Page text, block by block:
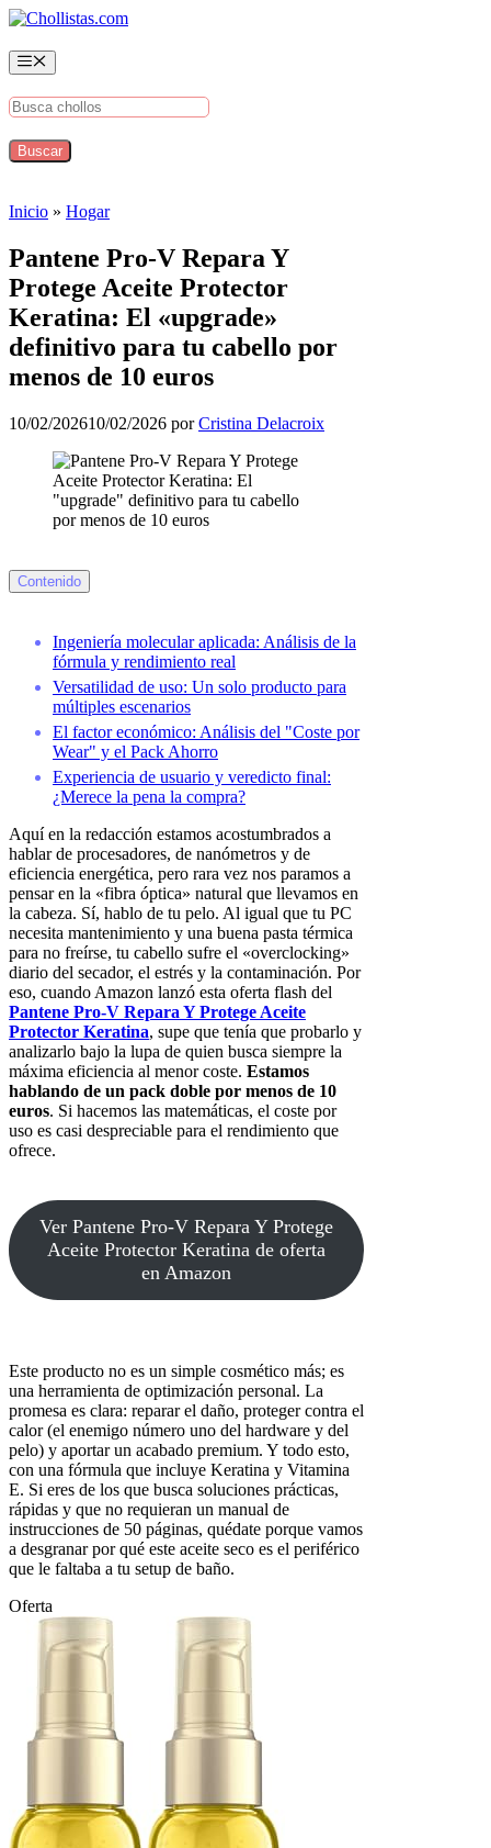
Saltar
contenido
Menú
Inicio » Hogar
Pantene Pro-V Repara Y
Protege Aceite Protector
Keratina: El «upgrade»
definitivo para tu cabello por
menos de 10 euros
10/02/202610/02/2026 porCristina Delacroix
Contenido
Ingeniería molecular aplicada: Análisis de la
fórmula y rendimiento real
Versatilidad de uso: Un solo producto para
múltiples escenarios
El factor económico: Análisis del "Coste por
Wear" y el Pack Ahorro
Experiencia de usuario y veredicto final:
¿Merece la pena la compra?
Aquí en la redacción estamos acostumbrados a
hablar de procesadores, de nanómetros y de
eficiencia energética, pero rara vez nos paramos a
pensar en la «fibra óptica» natural que llevamos en
la cabeza. Sí, hablo de tu pelo. Al igual que tu PC
necesita mantenimiento y una buena pasta térmica
para no freírse, tu cabello sufre el «overclocking»
diario del secador, el estrés y la contaminación. Por
eso, cuando Amazon lanzó esta oferta flash del
Pantene Pro-V Repara Y Protege Aceite
Protector Keratina, supe que tenía que probarlo y
analizarlo bajo la lupa de quien busca siempre la
máxima eficiencia al menor coste. Estamos
hablando de un pack doble por menos de 10
euros. Si hacemos las matemáticas, el coste por
uso es casi despreciable para el rendimiento que
ofrece.
Ver Pantene Pro-V Repara Y Protege
Aceite Protector Keratina de oferta
en Amazon
Este producto no es un simple cosmético más; es
una herramienta de optimización personal. La
promesa es clara: reparar el daño, proteger contra el
calor (el enemigo número uno del hardware y del
pelo) y aportar un acabado premium. Y todo esto,
con una fórmula que incluye Keratina y Vitamina
E. Si eres de los que busca soluciones prácticas,
rápidas y que no requieran un manual de
instrucciones de 50 páginas, quédate porque vamos
a desgranar por qué este aceite seco es el periférico
que le faltaba a tu setup de baño.
Oferta